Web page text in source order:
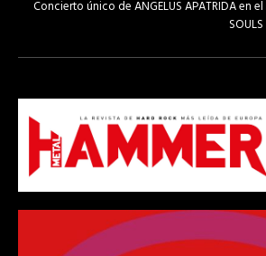
Concierto único de ANGELUS APATRIDA en el
SOULS